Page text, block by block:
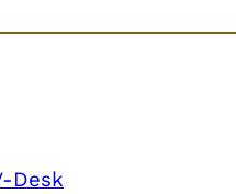
Desk